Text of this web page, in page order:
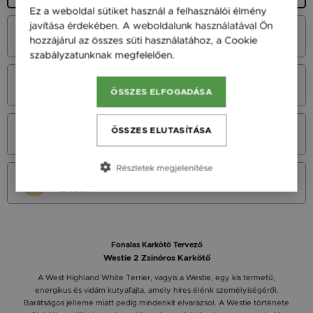
Fehér Arany 14K
49 900 Ft
Vörös Arany 14K
Sárga Arany 14K
Sárga arany 9K
42 900 Ft
Fonalas Karkötő Tervező
Westie 2 Zsinóros Karkötő
A West Highland White Terrier, vagyis a Westie, egy kis termetű,
energikus és vidám kutyafajta, amely híres élénk személyiségéről.
Barátságos jelleme miatt pedig mindenkit elvarázsol. A Westie története
Ez a weboldal sütiket használ a felhasználói élmény
javítása érdekében. A weboldalunk használatával Ön
hozzájárul az összes süti használatához, a Cookie
szabályzatunknak megfelelően.
ÖSSZES ELFOGADÁSA
ÖSSZES ELUTASÍTÁSA
Részletek megjelenítése